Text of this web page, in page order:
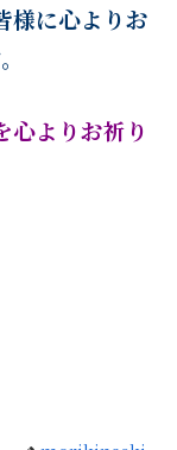
様に心よりお
心よりお祈り